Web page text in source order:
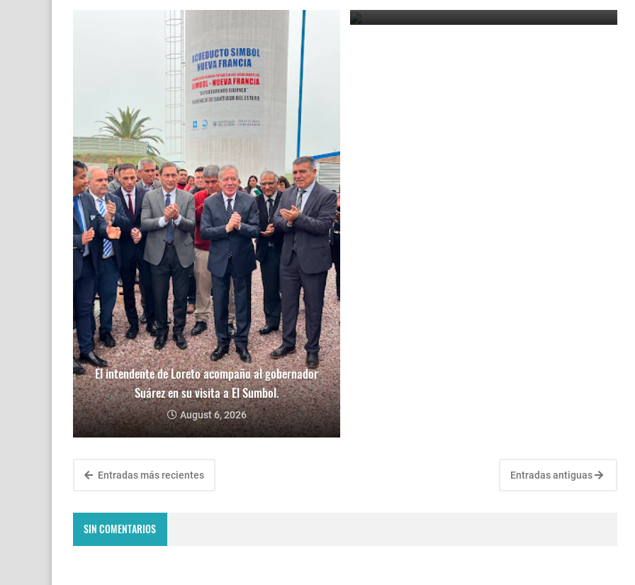
El intendente de Loreto acompaño al gobernador
Suárez en su visita a El Sumbol.
August 6, 2026
Entradas más recientes Entradas antiguas
SIN COMENTARIOS